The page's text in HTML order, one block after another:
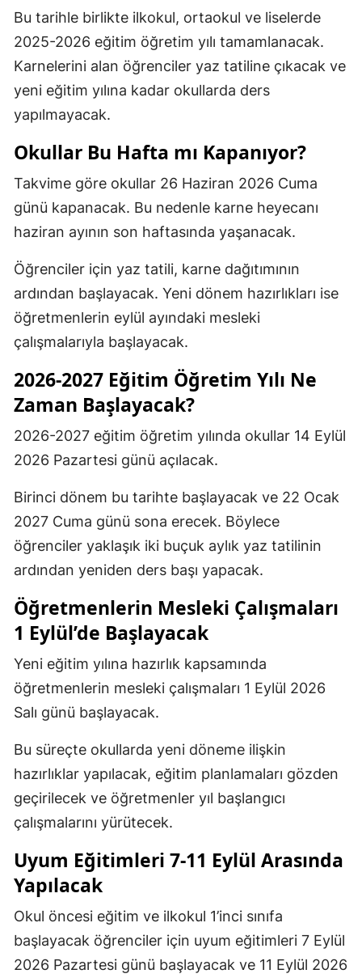
Bu tarihle birlikte ilkokul, ortaokul ve liselerde
2025-2026 eğitim öğretim yılı tamamlanacak.
Karnelerini alan öğrenciler yaz tatiline çıkacak ve
yeni eğitim yılına kadar okullarda ders
yapılmayacak.
Okullar Bu Hafta mı Kapanıyor?
Takvime göre okullar 26 Haziran 2026 Cuma
günü kapanacak. Bu nedenle karne heyecanı
haziran ayının son haftasında yaşanacak.
Öğrenciler için yaz tatili, karne dağıtımının
ardından başlayacak. Yeni dönem hazırlıkları ise
öğretmenlerin eylül ayındaki mesleki
çalışmalarıyla başlayacak.
2026-2027 Eğitim Öğretim Yılı Ne
Zaman Başlayacak?
2026-2027 eğitim öğretim yılında okullar 14 Eylül
2026 Pazartesi günü açılacak.
Birinci dönem bu tarihte başlayacak ve 22 Ocak
2027 Cuma günü sona erecek. Böylece
öğrenciler yaklaşık iki buçuk aylık yaz tatilinin
ardından yeniden ders başı yapacak.
Öğretmenlerin Mesleki Çalışmaları
1 Eylül’de Başlayacak
Yeni eğitim yılına hazırlık kapsamında
öğretmenlerin mesleki çalışmaları 1 Eylül 2026
Salı günü başlayacak.
Bu süreçte okullarda yeni döneme ilişkin
hazırlıklar yapılacak, eğitim planlamaları gözden
geçirilecek ve öğretmenler yıl başlangıcı
çalışmalarını yürütecek.
Uyum Eğitimleri 7-11 Eylül Arasında
Yapılacak
Okul öncesi eğitim ve ilkokul 1’inci sınıfa
başlayacak öğrenciler için uyum eğitimleri 7 Eylül
2026 Pazartesi günü başlayacak ve 11 Eylül 2026